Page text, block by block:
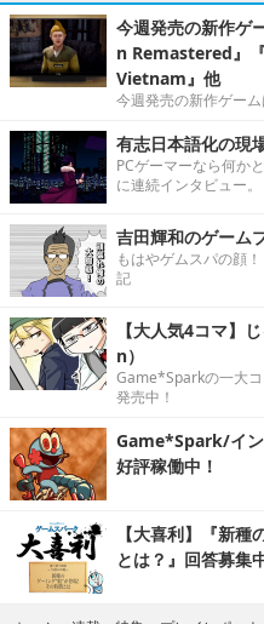
今週発売の新作
n Remastered』
Vietnam』他
今週発売の新作ゲーム
有志日本語化の現
PCゲーマーなら何か
に連続インタビュー。
吉田輝和のゲーム
もはやゲムスパの顔
記
【大人気4コマ】
n）
Game*Sparkの一大
発売中！
Game*Spark/イン
好評稼働中！
【大喜利】『新
とは？』回答募集